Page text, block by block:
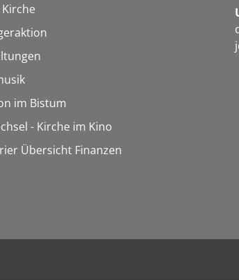
im Bistum
- Kirche im Kino
Übersicht Finanzen